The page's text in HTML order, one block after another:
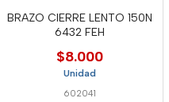
BRAZO CIERRE LENTO 150N
6432 FEH
$8.000
Unidad
602041